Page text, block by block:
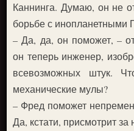
Каннинга. Думаю, он не
борьбе с инопланетными
– Да, да, он поможет, –
он теперь инженер,
всевозможных штук.
механические мулы?
– Фред поможет
Да, кстати, присмотрит